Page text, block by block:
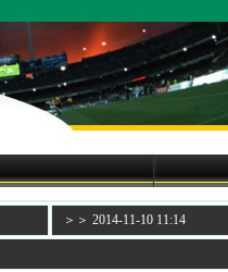
＞＞ 2014-11-10 11:14